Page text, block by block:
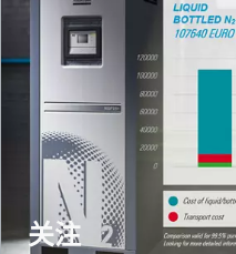
关注